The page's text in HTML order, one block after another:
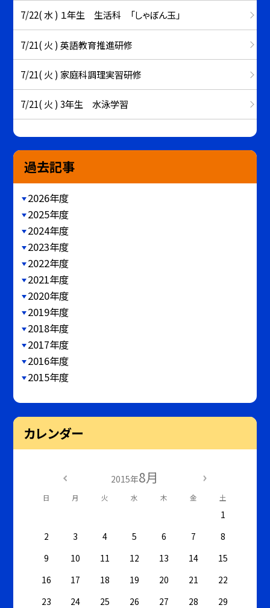
7/22( 水 ) １年生 生活科 「しゃぼん玉」
7/21( 火 ) 英語教育推進研修
7/21( 火 ) 家庭科調理実習研修
7/21( 火 ) 3年生 水泳学習
過去記事
2026年度
2025年度
2024年度
2023年度
2022年度
2021年度
2020年度
2019年度
2018年度
2017年度
2016年度
2015年度
カレンダー
2015年8月
日 月 火 水 木 金 土
1
2
3 4 5 6 7
8
9
10 11 12 13 14
15
16
17 18 19 20 21
22
23
24 25 26 27 28
29